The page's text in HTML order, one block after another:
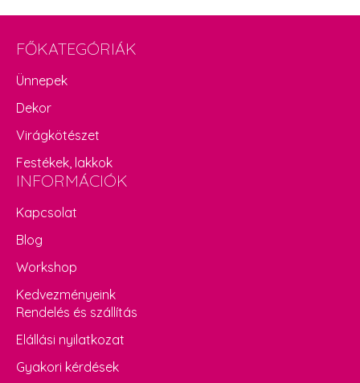
FŐKATEGÓRIÁK
Ünnepek
Dekor
Virágkötészet
Festékek, lakkok
INFORMÁCIÓK
Kapcsolat
Blog
Workshop
Kedvezményeink
Rendelés és szállítás
Elállási nyilatkozat
Gyakori kérdések